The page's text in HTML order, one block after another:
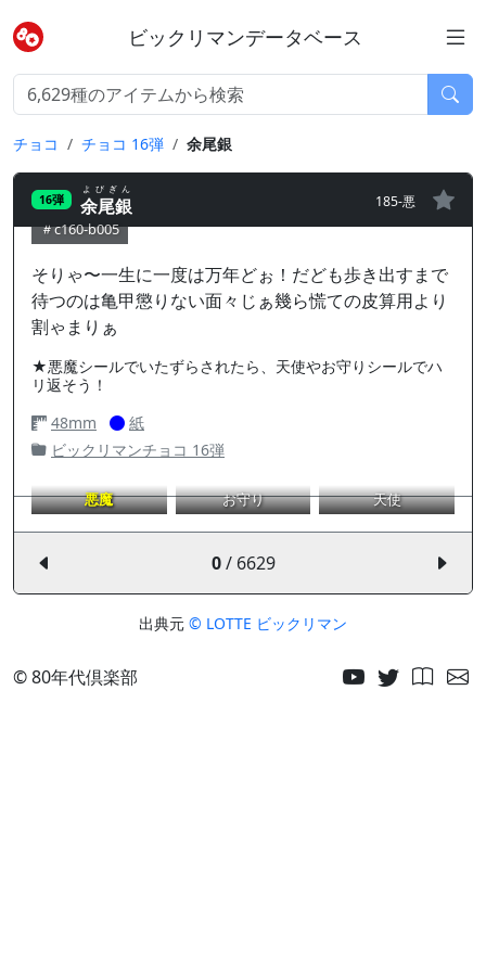
ビックリマンデータベース
チョコ チョコ 16弾 余尾銀
16弾 余尾銀
よびぎん
185-悪
c160-b005
そりゃ〜一生に一度は万年どぉ！だども歩き出すまで
待つのは亀甲懲りない面々じぁ幾ら慌ての皮算用より
割ゃまりぁ
★悪魔シールでいたずらされたら、天使やお守りシールでハ
リ返そう！
48mm
紙
ビックリマンチョコ 16弾
悪魔 お守り 天使
0/ 6629
出典元 © LOTTE ビックリマン
© 80年代倶楽部